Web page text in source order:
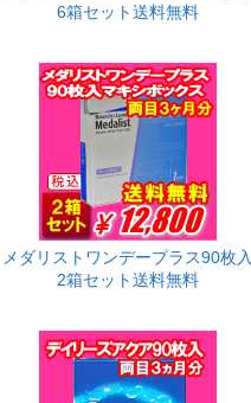
6箱セット送料無料
メダリストワンデープラス90枚入
2箱セット送料無料